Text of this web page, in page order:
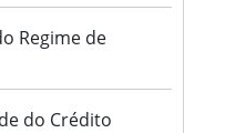
Regime de
do Crédito